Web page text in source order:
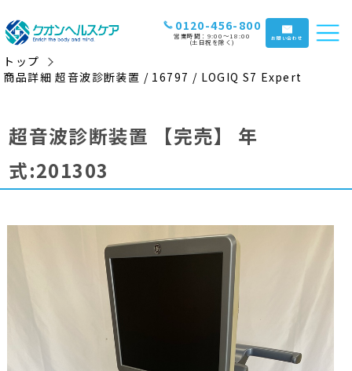
0120-456-800
営業時間：9:00〜18:00
(土日祝を除く) お問い合わせ
トップ
商品詳細 超音波診断装置 / 16797 / LOGIQ S7 Expert
超音波診断装置 【完売】
年
式:201303